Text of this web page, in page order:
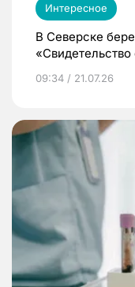
Интересное
В Северске
09:34 / 21.07.26